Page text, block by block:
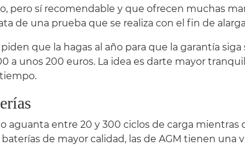
pero sí recomendable y que ofrecen muchas
de una prueba que se realiza con el fin de
que la hagas al año para que la garantía
a unos 200 euros. La idea es darte mayor
aguanta entre 20 y 300 ciclos de carga mientras
de mayor calidad, las de AGM tienen una